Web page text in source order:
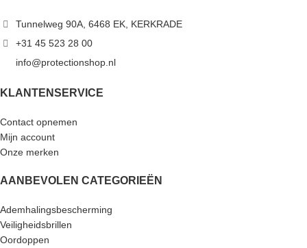
Tunnelweg 90A, 6468 EK, KERKRADE
+31 45 523 28 00
info@protectionshop.nl
KLANTENSERVICE
Contact opnemen
Mijn account
Onze merken
AANBEVOLEN CATEGORIEËN
Ademhalingsbescherming
Veiligheidsbrillen
Oordoppen